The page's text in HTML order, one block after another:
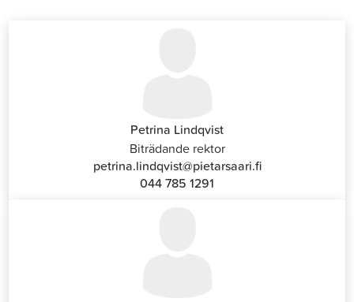
Petrina Lindqvist
Biträdande rektor
petrina.lindqvist@pietarsaari.fi
044 785 1291